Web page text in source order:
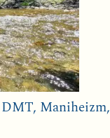
Maniheizm,